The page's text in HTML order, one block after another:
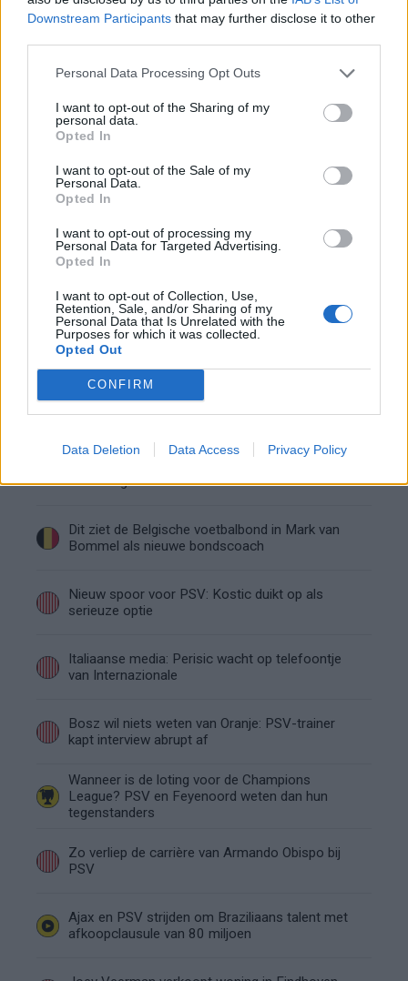
Downstream Participants that may further disclose it to other
Personal Data Processing Opt Outs
I want to opt-out of the Sharing of my
personal data.
Opted In
I want to opt-out of the Sale of my
Personal Data.
Opted In
I want to opt-out of processing my
Personal Data for Targeted Advertising.
Opted In
I want to opt-out of Collection, Use,
Retention, Sale, and/or Sharing of my
Personal Data that Is Unrelated with the
Purposes for which it was collected.
Opted Out
CONFIRM
Data Deletion Data Access Privacy Policy
Daarom zit Peter Bosz niet op de bank bij PSV
Welke keeper kiest FC Twente als Drommel
PSV-shirts zorgen voor hilariteit tijdens
Zorgen nemen toe bij PSV: Bosz snoeihard, fans
eisen defensieve versterkingen
Ooit de toekomst van PSV, nu op weg naar de
uitgang: het verhaal van Babadi
Van Bommel begint bij België met achterstand:
niet tactisch, maar taalkundig
dit bedrag kan PSV'er vertrekken
Dit ziet de Belgische voetbalbond in Mark van
Bommel als nieuwe bondscoach
Nieuw spoor voor PSV: Kostic duikt op als
serieuze optie
Italiaanse media: Perisic wacht op telefoontje
van Internazionale
Bosz wil niets weten van Oranje: PSV-trainer
kapt interview abrupt af
Wanneer is de loting voor de Champions
League? PSV en Feyenoord weten dan hun
tegenstanders
Zo verliep de carrière van Armando Obispo bij
PSV
Ajax en PSV strijden om Braziliaans talent met
afkoopclausule van 80 miljoen